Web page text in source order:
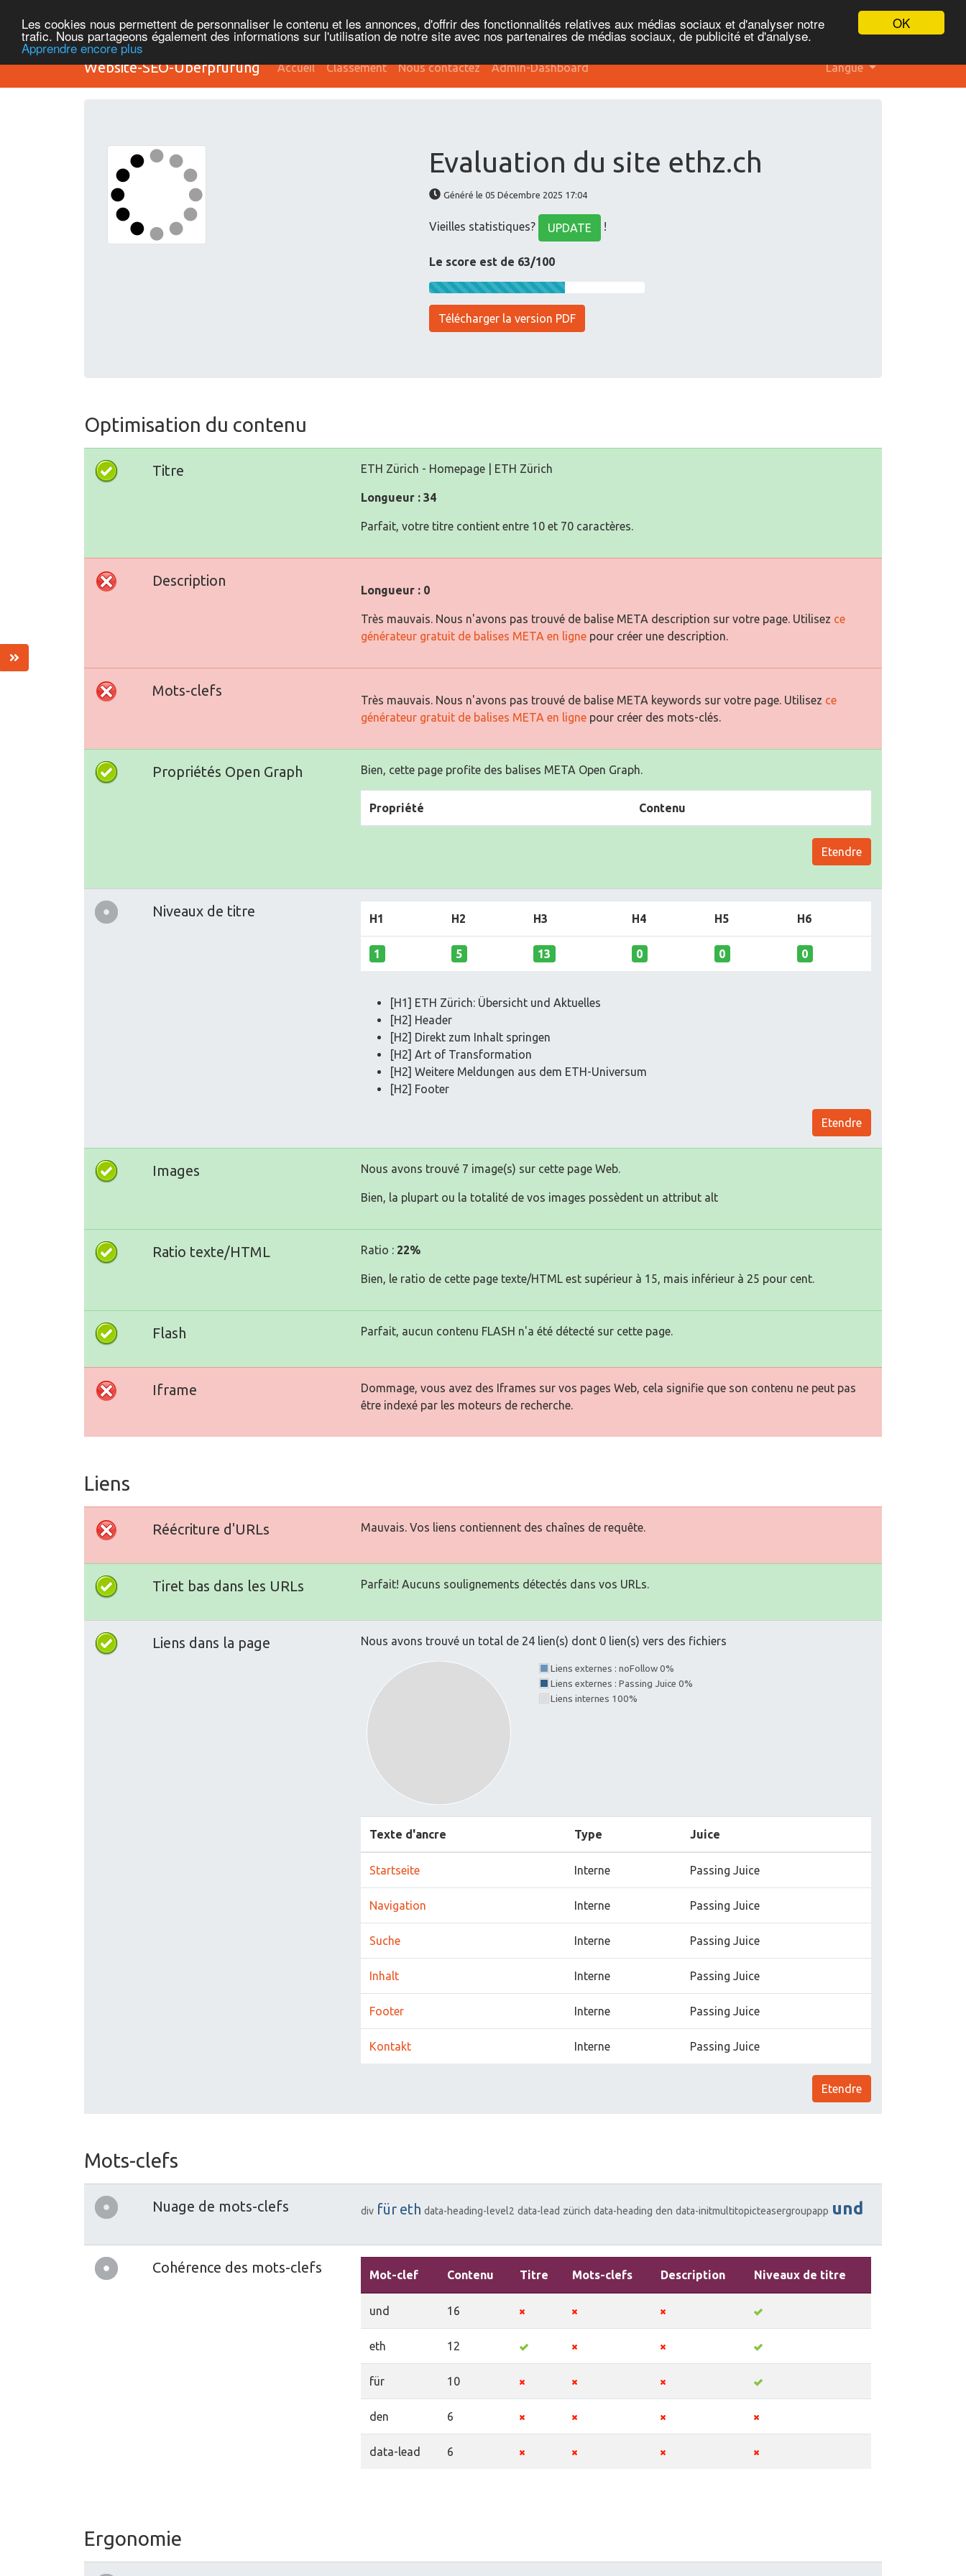
OK
Les cookies nous permettent de personnaliser le contenu et les annonces, d'offrir des fonctionnalités relatives aux médias sociaux et d'analyser notre
trafic. Nous partageons également des informations sur l'utilisation de notre site avec nos partenaires de médias sociaux, de publicité et d'analyse.
Apprendre encore plus
Website-SEO-Überprüfung Accueil Classement Nous contactez Admin-Dashboard Langue
Evaluation du site ethz.ch
Généré le 05 Décembre 2025 17:04
Vieilles statistiques? UPDATE !
Le score est de 63/100
Télécharger la version PDF
Optimisation du contenu
Titre ETH Zürich - Homepage | ETH Zürich
Longueur : 34
Parfait, votre titre contient entre 10 et 70 caractères.
Description
Longueur : 0
Très mauvais. Nous n'avons pas trouvé de balise META description sur votre page. Utilisez ce
générateur gratuit de balises META en ligne pour créer une description.
Mots-clefs
Très mauvais. Nous n'avons pas trouvé de balise META keywords sur votre page. Utilisez ce
générateur gratuit de balises META en ligne pour créer des mots-clés.
Propriétés Open Graph Bien, cette page profite des balises META Open Graph.
Propriété Contenu
Etendre
Niveaux de titre H1 H2 H3 H4 H5 H6
1 5 13 0 0 0
[H1] ETH Zürich: Übersicht und Aktuelles
[H2] Header
[H2] Direkt zum Inhalt springen
[H2] Art of Transformation
[H2] Weitere Meldungen aus dem ETH-Universum
[H2] Footer
Etendre
Images Nous avons trouvé 7 image(s) sur cette page Web.
Bien, la plupart ou la totalité de vos images possèdent un attribut alt
Ratio texte/HTML Ratio : 22%
Bien, le ratio de cette page texte/HTML est supérieur à 15, mais inférieur à 25 pour cent.
Flash Parfait, aucun contenu FLASH n'a été détecté sur cette page.
Iframe
Dommage, vous avez des Iframes sur vos pages Web, cela signifie que son contenu ne peut pas
être indexé par les moteurs de recherche.
Liens
Réécriture d'URLs Mauvais. Vos liens contiennent des chaînes de requête.
Tiret bas dans les URLs Parfait! Aucuns soulignements détectés dans vos URLs.
Liens dans la page Nous avons trouvé un total de 24 lien(s) dont 0 lien(s) vers des fichiers
Liens externes : noFollow 0%
Liens externes : Passing Juice 0%
Liens internes 100%
Texte d'ancre Type Juice
Startseite Interne Passing Juice
Navigation Interne Passing Juice
Suche Interne Passing Juice
Inhalt Interne Passing Juice
Footer Interne Passing Juice
Kontakt Interne Passing Juice
Etendre
Mots-clefs
Nuage de mots-clefs div für eth data-heading-level2 data-lead zürich data-heading den data-initmultitopicteasergroupapp und
Cohérence des mots-clefs Mot-clef Contenu Titre Mots-clefs Description Niveaux de titre
und 16
eth 12
für 10
den 6
data-lead 6
Ergonomie